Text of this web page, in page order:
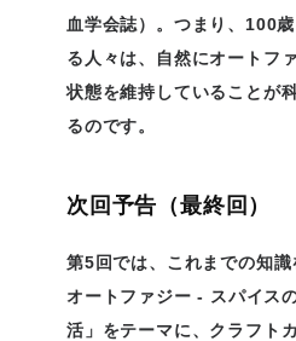
血学会誌）。つまり、100
る人々は、自然にオートフ
状態を維持していることが
るのです。
次回予告（最終回）
第5回では、これまでの知
オートファジー - スパイス
活」をテーマに、クラフト